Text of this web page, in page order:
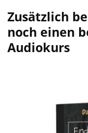
Zusätzlich
noch einen
Audiokurs